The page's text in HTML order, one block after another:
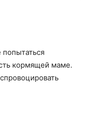
кормящей маме.